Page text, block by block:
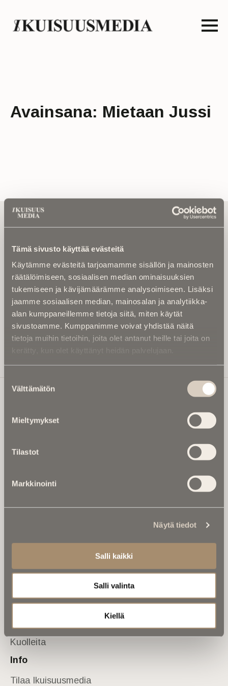
Tämä sivusto käyttää evästeitä
Käytämme evästeitä tarjoamamme sisällön ja mainosten
räätälöimiseen, sosiaalisen median ominaisuuksien
tukemiseen ja kävijämäärämme analysoimiseen. Lisäksi
jaamme sosiaalisen median, mainosalan ja analytiikka-
alan kumppaneillemme tietoja siitä, miten käytät
sivustoamme. Kumppanimme voivat yhdistää näitä
tietoja muihin tietoihin, joita olet antanut heille tai joita on
kerätty, kun olet käyttänyt heidän palvelujaan.
valinta
Välttämätön
Mieltymykset
Tilastot
Markkinointi
Näytä tiedot
Salli kaikki
Salli valinta
Kiellä
Avainsana: Mietaan Jussi
Tilaa uutiskirje - Pääset heti parhaiden
artikkelien pariin!
Kirjoita alle sähköpostiosoitteesi niin saat kaksi kertaa
etteivät kiinnostavat artikkelit jää huomaamatta.
Uutiskirje on maksuton eikä se velvoita mihinkään.
Kirjoita tähän sähköpostiosoite, johon haluat uutiskirjeen
tulevan:
Tilaa Uutiskirje
Ikuisuusmedia
valtakunnallinen mediabrändi. Julkaisemme uusimmat
kuolinuutiset ja kuolintiedot.
Anna palautetta
Muistokirjoituksia
Kuolema koskettaa
Asiantuntijoilta
Kuolleita
Info
Tilaa Ikuisuusmedia